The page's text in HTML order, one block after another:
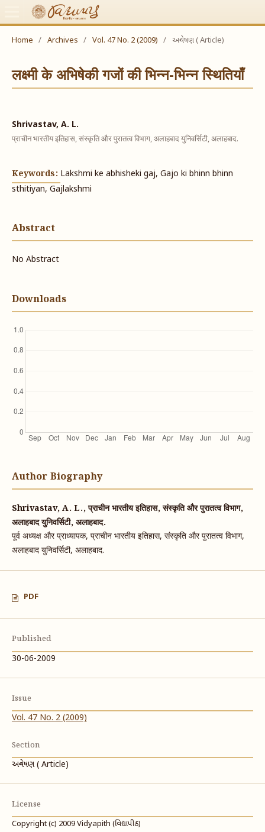
Home / Archives / Vol. 47 No. 2 (2009) / અન્વેષણ ( Article)
लक्ष्मी के अभिषेकी गजों की भिन्न-भिन्न स्थितियाँ
Shrivastav, A. L.
प्राचीन भारतीय इतिहास, संस्कृति और पुरातत्व विभाग, अलाहबाद युनिवर्सिटी, अलाहबाद.
Keywords: Lakshmi ke abhisheki gaj, Gajo ki bhinn bhinn
sthitiyan, Gajlakshmi
Abstract
No Abstract
Downloads
Author Biography
Shrivastav, A. L., प्राचीन भारतीय इतिहास, संस्कृति और पुरातत्व विभाग,
अलाहबाद युनिवर्सिटी, अलाहबाद.
पूर्व अध्यक्ष और प्राध्यापक, प्राचीन भारतीय इतिहास, संस्कृति और पुरातत्व विभाग,
अलाहबाद युनिवर्सिटी, अलाहबाद.
PDF
Published
30-06-2009
Issue
Vol. 47 No. 2 (2009)
Section
અન્વેષણ ( Article)
License
Copyright (c) 2009 Vidyapith (વિદ્યાપીઠ)